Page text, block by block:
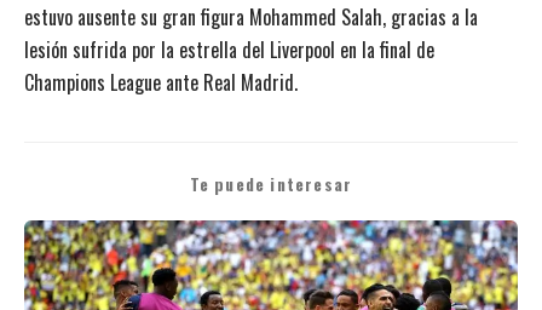
estuvo ausente su gran figura Mohammed Salah, gracias a la
lesión sufrida por la estrella del Liverpool en la final de
Champions League ante Real Madrid.
Te puede interesar